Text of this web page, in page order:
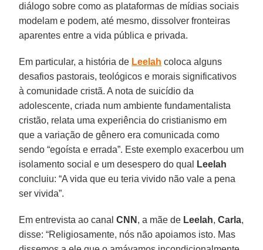
diálogo sobre como as plataformas de mídias sociais
modelam e podem, até mesmo, dissolver fronteiras
aparentes entre a vida pública e privada.
Em particular, a história de Leelah coloca alguns
desafios pastorais, teológicos e morais significativos
à comunidade cristã. A nota de suicídio da
adolescente, criada num ambiente fundamentalista
cristão, relata uma experiência do cristianismo em
que a variação de gênero era comunicada como
sendo “egoísta e errada”. Este exemplo exacerbou um
isolamento social e um desespero do qual
Leelah
concluiu: “A vida que eu teria vivido não vale a pena
ser vivida”.
Em entrevista ao canalCNN , a mãe de Leelah,Carla,
disse: “Religiosamente, nós não apoiamos isto. Mas